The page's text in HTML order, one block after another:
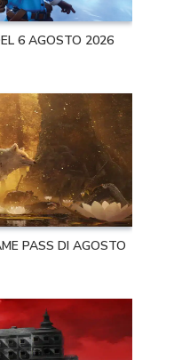
6 AGOSTO 2026
PASS DI AGOSTO